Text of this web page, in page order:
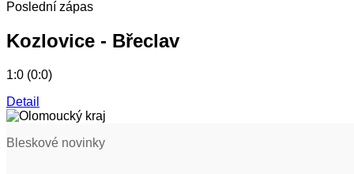
Poslední zápas
Kozlovice - Břeclav
1:0 (0:0)
Detail
Bleskové novinky